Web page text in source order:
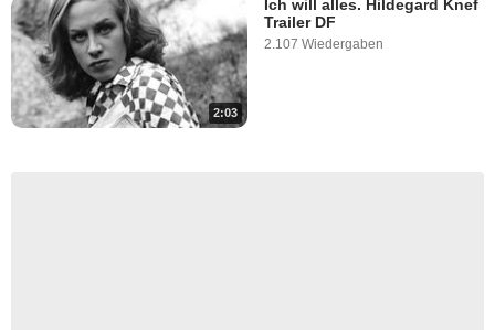
2:03
Ich will alles. Hildegard Knef
Trailer DF
2.107 Wiedergaben